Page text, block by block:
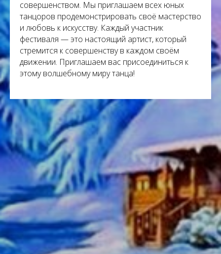
совершенством. Мы приглашаем всех юных
танцоров продемонстрировать своё мастерство
и любовь к искусству. Каждый участник
фестиваля — это настоящий артист, который
стремится к совершенству в каждом своём
движении. Приглашаем вас присоединиться к
этому волшебному миру танца!